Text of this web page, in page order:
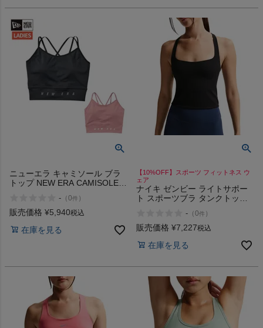
ニューエラ キャミソール ブラ
トップ NEW ERA CAMISOLE
- （0件 ）
販売価格 ¥5,940税込
在庫を見る
【10%OFF】スポーツ フィットネス ウ
ェア
ナイキ ゼンビー ライトサポー
ト スポーツブラ タンクトップ
Sports Bra Tank Top
- （0件 ）
販売価格 ¥7,227税込
在庫を見る